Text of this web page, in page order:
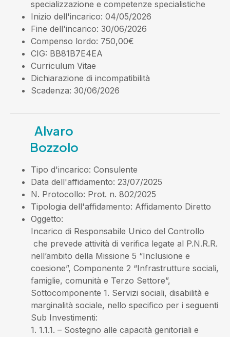
specializzazione e competenze specialistiche
Inizio dell'incarico: 04/05/2026
Fine dell'incarico: 30/06/2026
Compenso lordo: 750,00€
CIG: BB81B7E4EA
Curriculum Vitae
Dichiarazione di incompatibilità
Scadenza: 30/06/2026
Alvaro
Bozzolo
Tipo d'incarico: Consulente
Data dell'affidamento: 23/07/2025
N. Protocollo: Prot. n. 802/2025
Tipologia dell'affidamento: Affidamento Diretto
Oggetto:
Incarico di Responsabile Unico del Controllo
che prevede attività di verifica legate al P.N.R.R.
nell’ambito della Missione 5 “Inclusione e
coesione”, Componente 2 “Infrastrutture sociali,
famiglie, comunità e Terzo Settore”,
Sottocomponente 1. Servizi sociali, disabilità e
marginalità sociale, nello specifico per i seguenti
Sub Investimenti:
1. 1.1.1. – Sostegno alle capacità genitoriali e